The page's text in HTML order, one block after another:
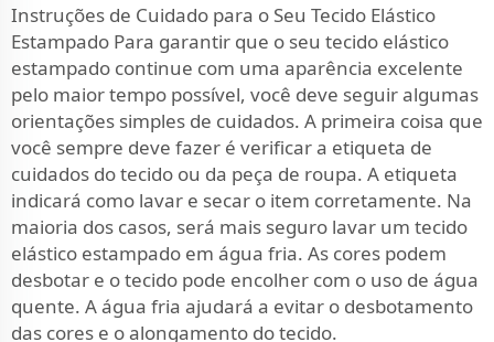
Instruções de Cuidado para o Seu Tecido Elástico
Estampado Para garantir que o seu tecido elástico
estampado continue com uma aparência excelente
pelo maior tempo possível, você deve seguir algumas
orientações simples de cuidados. A primeira coisa que
você sempre deve fazer é verificar a etiqueta de
cuidados do tecido ou da peça de roupa. A etiqueta
indicará como lavar e secar o item corretamente. Na
maioria dos casos, será mais seguro lavar um tecido
elástico estampado em água fria. As cores podem
desbotar e o tecido pode encolher com o uso de água
quente. A água fria ajudará a evitar o desbotamento
das cores e o alongamento do tecido.